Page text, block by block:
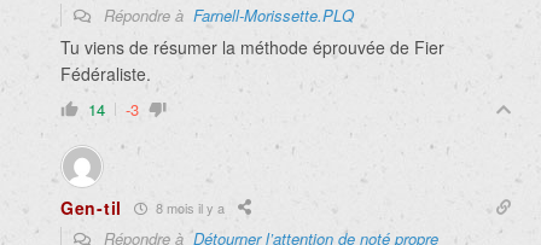
Répondre à Farnell-Morissette.PLQ
Tu viens de résumer la méthode éprouvée de Fier
Fédéraliste.
14 -3
Gen-til 8 mois il y a
Répondre àDétourner l’attention de noté propre